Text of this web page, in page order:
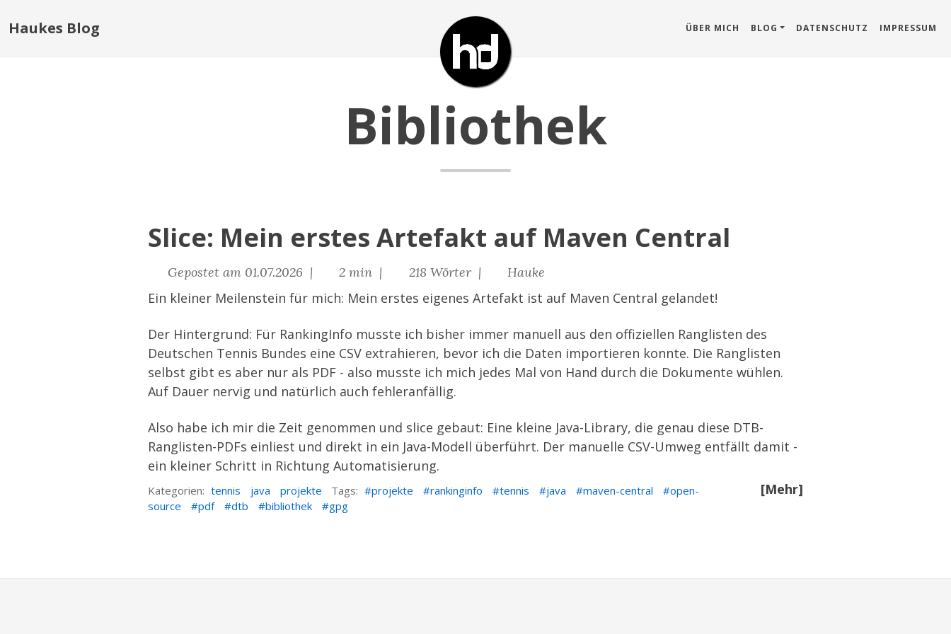
Haukes Blog ÜBER MICH BLOG DATENSCHUTZ IMPRESSUM
Bibliothek
Slice: Mein erstes Artefakt auf Maven Central
Gepostet am 01.07.2026 | 2 min | 218 Wörter | Hauke
Ein kleiner Meilenstein für mich: Mein erstes eigenes Artefakt ist auf Maven Central gelandet!
Der Hintergrund: Für RankingInfo musste ich bisher immer manuell aus den offiziellen Ranglisten des
Deutschen Tennis Bundes eine CSV extrahieren, bevor ich die Daten importieren konnte. Die Ranglisten
selbst gibt es aber nur als PDF - also musste ich mich jedes Mal von Hand durch die Dokumente wühlen.
Auf Dauer nervig und natürlich auch fehleranfällig.
Also habe ich mir die Zeit genommen und slice gebaut: Eine kleine Java-Library, die genau diese DTB-
Ranglisten-PDFs einliest und direkt in ein Java-Modell überführt. Der manuelle CSV-Umweg entfällt damit -
ein kleiner Schritt in Richtung Automatisierung.
[Mehr]
Kategorien: tennis java projekte Tags: projekte rankinginfo tennis java maven-central
open-
source
pdf dtb bibliothek gpg